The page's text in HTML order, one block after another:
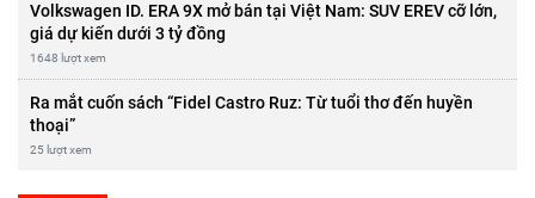
Volkswagen ID. ERA 9X mở bán tại Việt Nam: SUV EREV cỡ lớn,
giá dự kiến dưới 3 tỷ đồng
1648 lượt xem
Ra mắt cuốn sách “Fidel Castro Ruz: Từ tuổi thơ đến huyền
thoại”
25 lượt xem